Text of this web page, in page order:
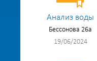
Анализ воды
Бессонова 26а
19/06/2024